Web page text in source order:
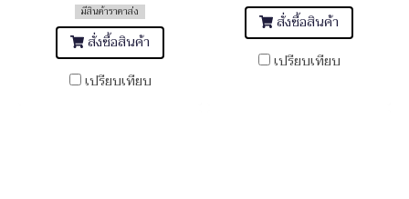
มีสินค้าราคาส่ง
สั่งซื้อสินค้า
เปรียบเทียบ
สั่งซื้อสินค้า
เปรียบเทียบ